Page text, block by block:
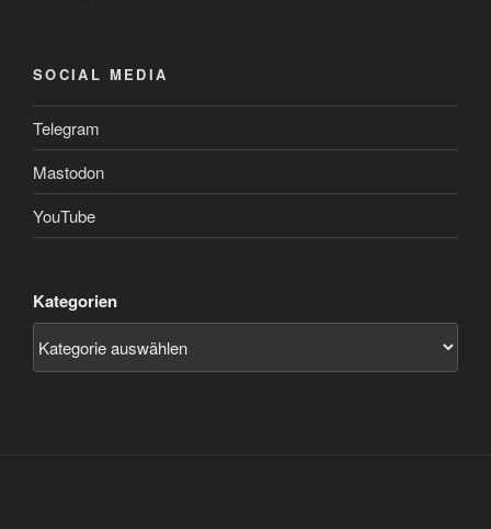
SOCIAL MEDIA
Telegram
Mastodon
YouTube
Kategorien